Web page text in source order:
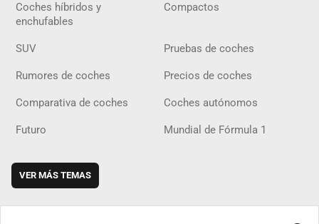
Coches híbridos y
enchufables
Compactos
SUV Pruebas de coches
Rumores de coches Precios de coches
Comparativa de coches Coches autónomos
Futuro Mundial de Fórmula 1
VER MÁS TEMAS